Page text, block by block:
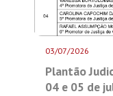
03/07/2026
Plantão
04 e 05 de